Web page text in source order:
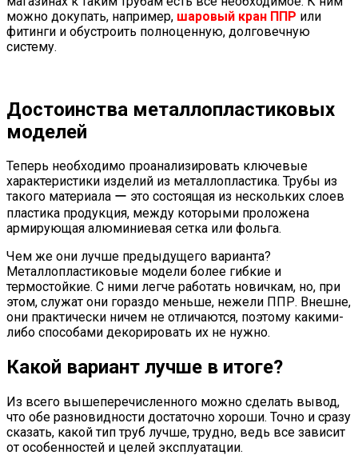
можно докупать, например, шаровый кран ППР или
фитинги и обустроить полноценную, долговечную
систему.
Достоинства металлопластиковых
моделей
Теперь необходимо проанализировать ключевые
характеристики изделий из металлопластика. Трубы из
такого материала ー это состоящая из нескольких слоев
пластика продукция, между которыми проложена
армирующая алюминиевая сетка или фольга.
Чем же они лучше предыдущего варианта?
Металлопластиковые модели более гибкие и
термостойкие. С ними легче работать новичкам, но, при
этом, служат они гораздо меньше, нежели ППР. Внешне,
они практически ничем не отличаются, поэтому какими-
либо способами декорировать их не нужно.
Какой вариант лучше в итоге?
Из всего вышеперечисленного можно сделать вывод,
что обе разновидности достаточно хороши. Точно и сразу
сказать, какой тип труб лучше, трудно, ведь все зависит
от особенностей и целей эксплуатации.